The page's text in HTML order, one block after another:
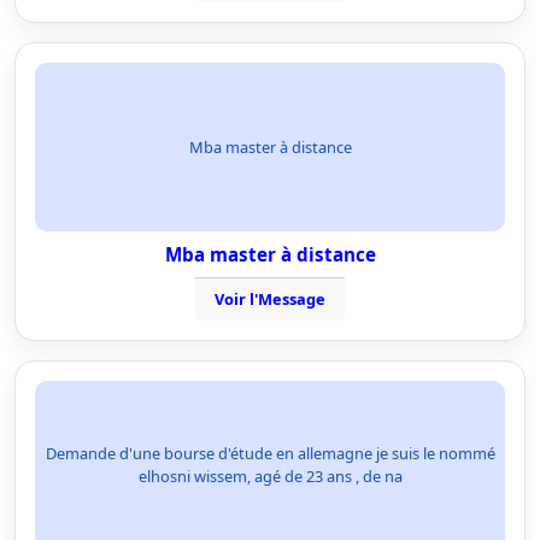
Mba master à distance
Mba master à distance
Voir l'Message
Demande d'une bourse d'étude en allemagne je suis le nommé
elhosni wissem, agé de 23 ans , de na